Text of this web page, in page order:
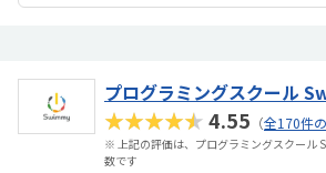
プログラミングスクール
★★★★★4.55 （全170件
※ 上記の評価は、プログラミングスクール
数です